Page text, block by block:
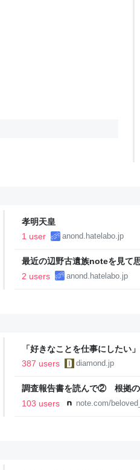
孝明天皇
1 user
anond.hatelabo.jp
最近の辺野古遺族noteを見て
2 users
anond.hatelabo.jp
「好きなことを仕事にしたい
音も出なかった
387 users diamond.jp
調査報告書を読んで② 根拠の
事故遺族メモ
103 users note.com/